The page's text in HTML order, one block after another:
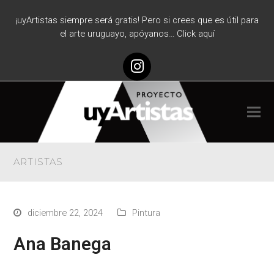
¡uyArtistas siempre será gratis! Pero si crees que es útil para
el arte uruguayo, apóyanos… Click aquí
Instagram
ARTISTAS
diciembre 22, 2024 Pintura
Ana Banega